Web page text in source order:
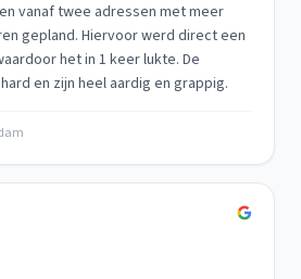
vanaf twee adressen met meer
gepland. Hiervoor werd direct een
het in 1 keer lukte. De
en zijn heel aardig en grappig.